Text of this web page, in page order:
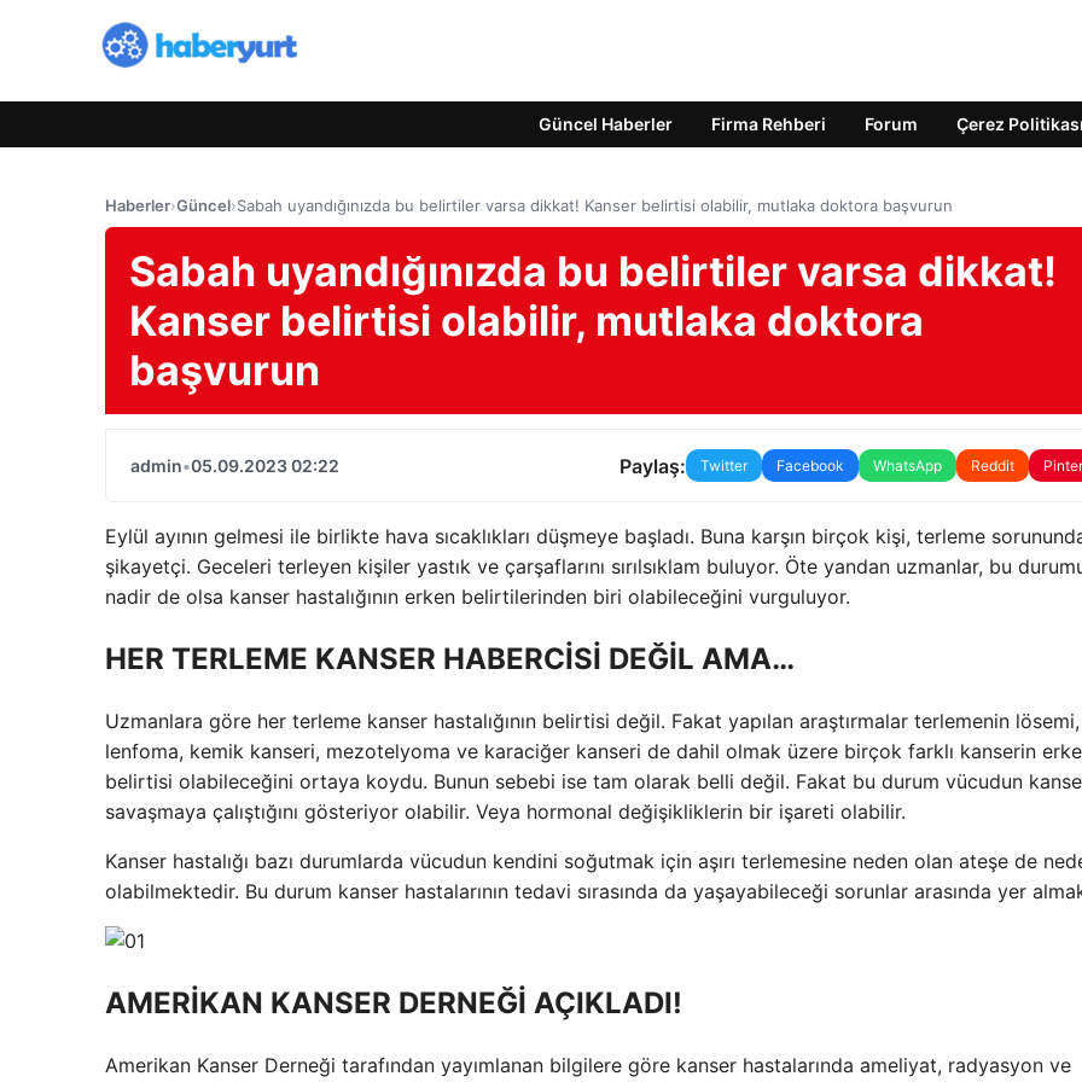
Güncel Haberler Firma Rehberi Forum Çerez Politikası
Haberler›Güncel›Sabah uyandığınızda bu belirtiler varsa dikkat! Kanser belirtisi olabilir, mutlaka doktora başvurun
Sabah uyandığınızda bu belirtiler varsa dikkat!
Kanser belirtisi olabilir, mutlaka doktora
başvurun
admin•05.09.2023 02:22 Paylaş: Twitter Facebook WhatsApp Reddit
Eylül ayının gelmesi ile birlikte hava sıcaklıkları düşmeye başladı. Buna karşın birçok kişi, terleme
şikayetçi. Geceleri terleyen kişiler yastık ve çarşaflarını sırılsıklam buluyor. Öte yandan uzmanlar, bu
nadir de olsa kanser hastalığının erken belirtilerinden biri olabileceğini vurguluyor.
HER TERLEME KANSER HABERCİSİ DEĞİL AMA…
Uzmanlara göre her terleme kanser hastalığının belirtisi değil. Fakat yapılan araştırmalar terlemenin lösemi,
lenfoma, kemik kanseri, mezotelyoma ve karaciğer kanseri de dahil olmak üzere birçok farklı kanserin
belirtisi olabileceğini ortaya koydu. Bunun sebebi ise tam olarak belli değil. Fakat bu durum vücudun
savaşmaya çalıştığını gösteriyor olabilir. Veya hormonal değişikliklerin bir işareti olabilir.
Kanser hastalığı bazı durumlarda vücudun kendini soğutmak için aşırı terlemesine neden olan ateşe de
olabilmektedir. Bu durum kanser hastalarının tedavi sırasında da yaşayabileceği sorunlar arasında yer
AMERİKAN KANSER DERNEĞİ AÇIKLADI!
Amerikan Kanser Derneği tarafından yayımlanan bilgilere göre kanser hastalarında ameliyat, radyasyon ve